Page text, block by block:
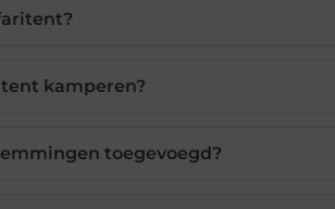
kamperen?
toegevoegd?